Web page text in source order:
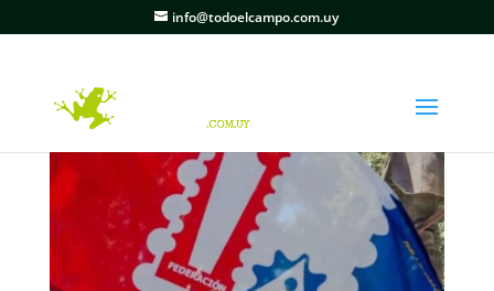
info@todoelcampo.com.uy